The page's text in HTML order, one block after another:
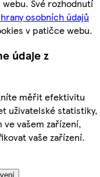
Své rozhodnutí
osobních údajů
v patičce webu.
údaje z
měřit efektivitu
uživatelské statistiky,
vašem zařízení,
vaše zařízení.